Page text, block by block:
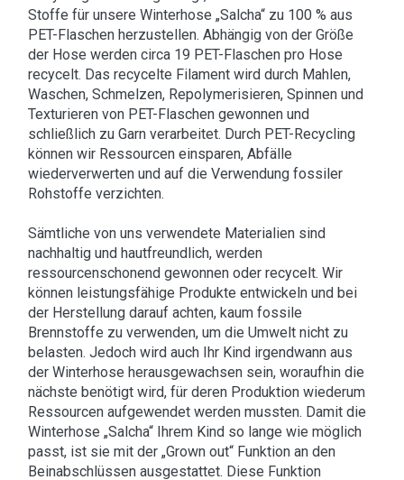
Stoffe für unsere Winterhose „Salcha“ zu 100 % aus
PET-Flaschen herzustellen. Abhängig von der Größe
der Hose werden circa 19 PET-Flaschen pro Hose
recycelt. Das recycelte Filament wird durch Mahlen,
Waschen, Schmelzen, Repolymerisieren, Spinnen und
Texturieren von PET-Flaschen gewonnen und
schließlich zu Garn verarbeitet. Durch PET-Recycling
können wir Ressourcen einsparen, Abfälle
wiederverwerten und auf die Verwendung fossiler
Rohstoffe verzichten.
Sämtliche von uns verwendete Materialien sind
nachhaltig und hautfreundlich, werden
ressourcenschonend gewonnen oder recycelt. Wir
können leistungsfähige Produkte entwickeln und bei
der Herstellung darauf achten, kaum fossile
Brennstoffe zu verwenden, um die Umwelt nicht zu
belasten. Jedoch wird auch Ihr Kind irgendwann aus
der Winterhose herausgewachsen sein, woraufhin die
nächste benötigt wird, für deren Produktion wiederum
Ressourcen aufgewendet werden mussten. Damit die
Winterhose „Salcha“ Ihrem Kind so lange wie möglich
passt, ist sie mit der „Grown out“ Funktion an den
Beinabschlüssen ausgestattet. Diese Funktion